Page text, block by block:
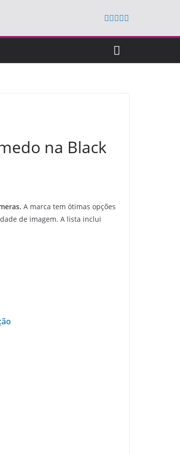
na Black
A marca tem ótimas opções
de imagem. A lista inclui